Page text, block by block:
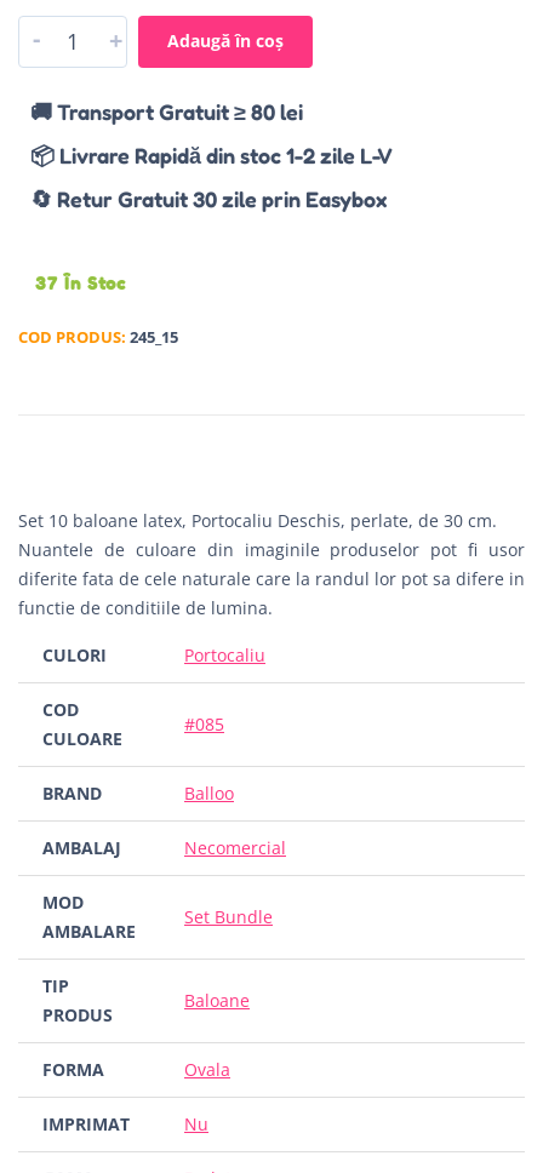
- + Adaugă în coș
🚚 Transport Gratuit ≥ 80 lei
📦 Livrare Rapidă din stoc 1-2 zile L-V
🔄 Retur Gratuit 30 zile prin Easybox
37 În Stoc
COD PRODUS: 245_15
Set 10 baloane latex, Portocaliu Deschis, perlate, de 30 cm.
Nuantele de culoare din imaginile produselor pot fi usor
diferite fata de cele naturale care la randul lor pot sa difere in
functie de conditiile de lumina.
CULORI Portocaliu
COD
CULOARE
#085
BRAND Balloo
AMBALAJ Necomercial
MOD
AMBALARE
Set Bundle
TIP
PRODUS
Baloane
FORMA Ovala
IMPRIMAT Nu